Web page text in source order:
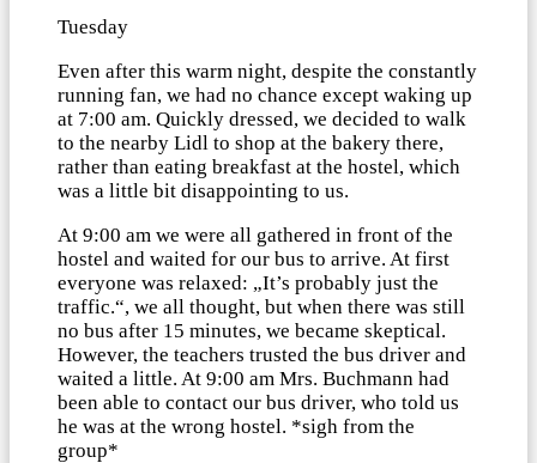
Tuesday
Even after this warm night, despite the constantly
running fan, we had no chance except waking up
at 7:00 am. Quickly dressed, we decided to walk
to the nearby Lidl to shop at the bakery there,
rather than eating breakfast at the hostel, which
was a little bit disappointing to us.
At 9:00 am we were all gathered in front of the
hostel and waited for our bus to arrive. At first
everyone was relaxed: „It’s probably just the
traffic.“, we all thought, but when there was still
no bus after 15 minutes, we became skeptical.
However, the teachers trusted the bus driver and
waited a little. At 9:00 am Mrs. Buchmann had
been able to contact our bus driver, who told us
he was at the wrong hostel. *sigh from the
group*